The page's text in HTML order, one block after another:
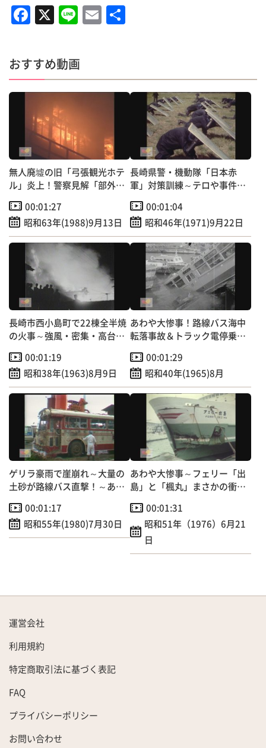
F
a
c
e
b
o
o
k
X Li
n
e
E
m
l
おすすめ動画
無人廃墟の旧「弓張観光ホテ
ル」炎上！警察見解「部外者
か」00:01:27
昭和63年(1988)9月13日
長崎県警・機動隊「日本赤
軍」対策訓練～テロや事件を
00:01:04
昭和46年(1971)9月22日
長崎市西小島町で22棟全半焼
の火事～強風・密集・高台の
00:01:19
昭和38年(1963)8月9日
あわや大惨事！路線バス海中
転落事故＆トラック電停乗り
00:01:29
昭和40年(1965)8月
ゲリラ豪雨で崖崩れ～大量の
土砂が路線バス直撃！～あわ
00:01:17
昭和55年(1980)7月30日
あわや大惨事～フェリー「出
島」と「楓丸」まさかの衝突
00:01:31
昭和51年（1976）6月21
日
運営会社
利用規約
特定商取引法に基づく表記
FAQ
プライバシーポリシー
お問い合わせ